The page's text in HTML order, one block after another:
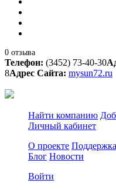
0 отзыва
Телефон: (3452) 73-40-30
8Адрес Сайта: mysun72.ru
Найти компанию
Личный кабинет
О проекте Поддержка
Блог Новости
Войти